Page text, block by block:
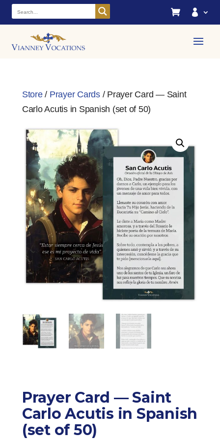
 
Store/ Prayer Cards/ Prayer Card — Saint
Carlo Acutis in Spanish (set of 50)
Prayer Card — Saint
Carlo Acutis in Spanish
(set of 50)